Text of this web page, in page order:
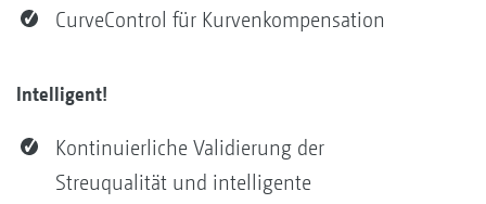
CurveControl für Kurvenkompensation
Intelligent!
Kontinuierliche Validierung der
Streuqualität und intelligente